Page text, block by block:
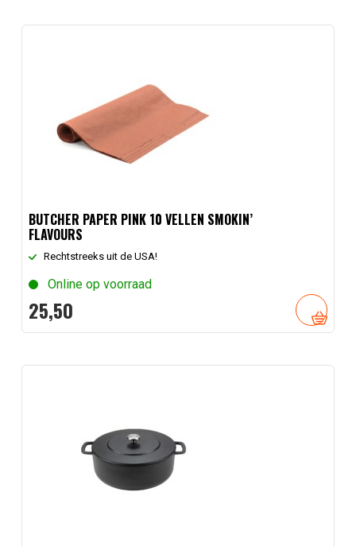
BUTCHER PAPER PINK 10 VELLEN SMOKIN’
FLAVOURS
Rechtstreeks uit de USA!
Online op voorraad
25,50